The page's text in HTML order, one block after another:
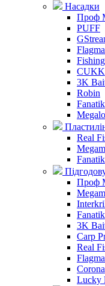
Насадки
Проф
PUFF
CUKK
3K
Robin
Fanatik
Real
Fanatik
Проф
Fanatik
3K
Carp
Real
Corona
Lucky